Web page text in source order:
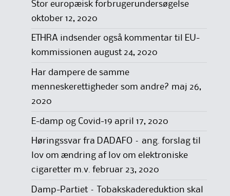
Stor europæisk forbrugerundersøgelse
oktober 12, 2020
ETHRA indsender også kommentar til EU-
kommissionen august 24, 2020
Har dampere de samme
menneskerettigheder som andre? maj 26,
2020
E-damp og Covid-19 april 17, 2020
Høringssvar fra DADAFO – ang. forslag til
lov om ændring af lov om elektroniske
cigaretter m.v. februar 23, 2020
Damp-Partiet – Tobakskadereduktion skal